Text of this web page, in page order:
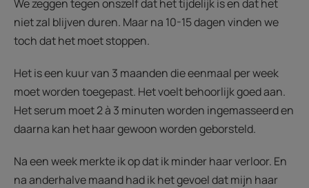
We zeggen tegen onszelf dat het tijdelijk is en dat het
niet zal blijven duren. Maar na 10-15 dagen vinden we
toch dat het moet stoppen.
Het is een kuur van 3 maanden die eenmaal per week
moet worden toegepast. Het voelt behoorlijk goed aan.
Het serum moet 2 à 3 minuten worden ingemasseerd en
daarna kan het haar gewoon worden geborsteld.
Na een week merkte ik op dat ik minder haar verloor. En
na anderhalve maand had ik het gevoel dat mijn haar